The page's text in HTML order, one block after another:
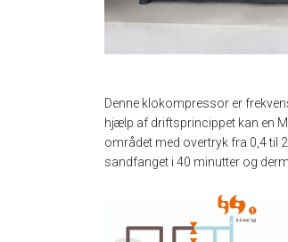
Denne klokompressor er
hjælp af driftsprincippet kan en
området med overtryk fra 0,4 til
sandfanget i 40 minutter og